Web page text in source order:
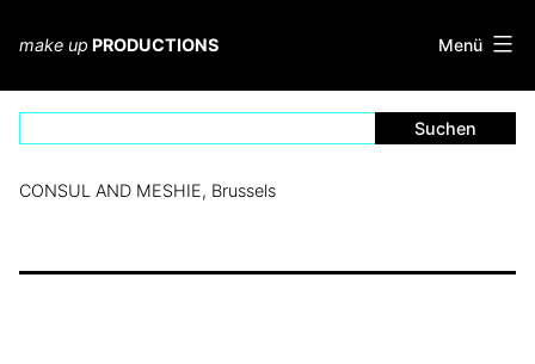
springen
make up PRODUCTIONS Menü
CONSUL AND MESHIE, Brussels